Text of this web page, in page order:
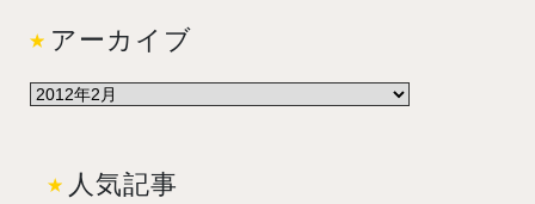
アーカイブ
人気記事